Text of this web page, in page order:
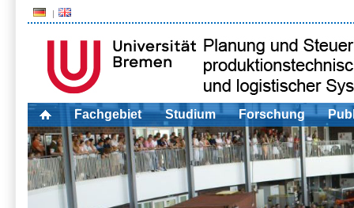
Fachgebiet Studium Forschung